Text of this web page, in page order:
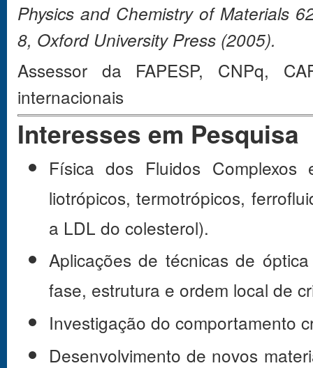
Physics and Chemistry of Materials
8, Oxford University Press (2005).
Assessor da FAPESP, CNPq,
internacionais
Interesses em Pesquisa
Física dos Fluidos
liotrópicos, termotrópicos,
a LDL do colesterol).
Aplicações de técnicas de
fase, estrutura e ordem local de
Investigação do comportamento
Desenvolvimento de novos